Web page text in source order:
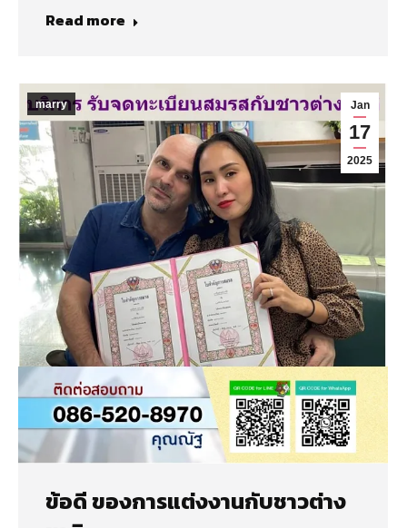
Read more
Jan
17
2025
marry
ข้อดี ของการแต่งงานกับชาวต่าง